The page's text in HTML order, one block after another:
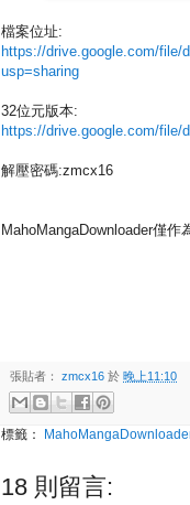
檔案位址:
https://drive.google.com/file/
usp=sharing
32位元版本:
https://drive.google.com/file/
解壓密碼:zmcx16
MahoMangaDownloader僅作
張貼者： zmcx16 於 晚上11:10
標籤：
18 則留言: